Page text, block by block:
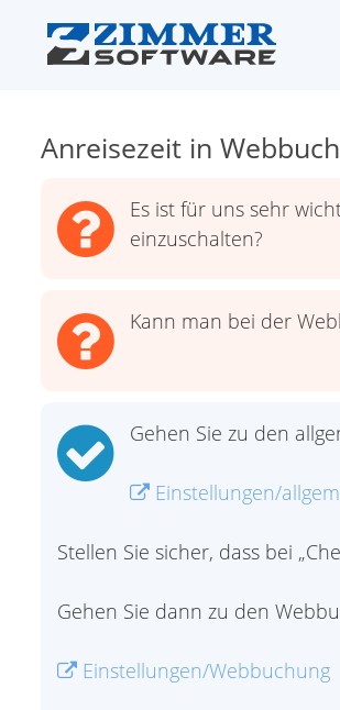
Anreisezeit in
Es ist für uns sehr
einzuschalten?
Kann man bei der
Gehen Sie zu den
Einstellungen/
Stellen Sie sicher, dass bei
Gehen Sie dann zu den
Einstellungen/Webbuchung